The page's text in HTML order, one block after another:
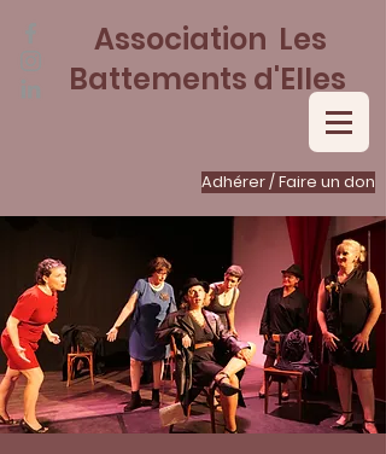
Adhérer / Faire un don
Association Les
Battements d'Elles